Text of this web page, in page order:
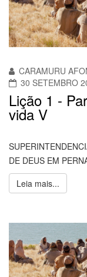
CARAMURU
30 SETEMBRO
Lição 1 -
vida V
DE DEUS EM
Leia mais...